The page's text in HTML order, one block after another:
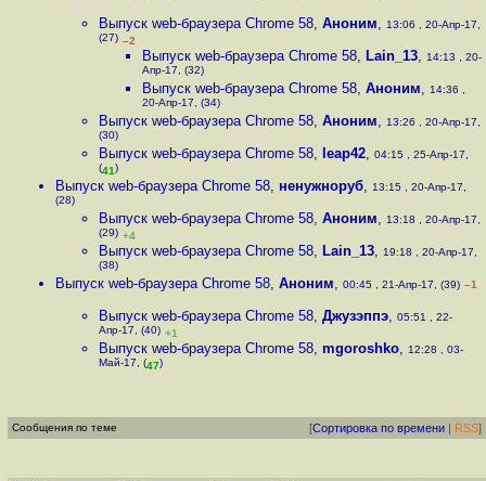
Выпуск web-браузера Chrome 58, Аноним, 13:06 , 20-Апр-17,
(27) –2
Выпуск web-браузера Chrome 58, Lain_13, 14:13 , 20-
Апр-17, (32)
Выпуск web-браузера Chrome 58, Аноним, 14:36 ,
20-Апр-17, (34)
Выпуск web-браузера Chrome 58, Аноним, 13:26 , 20-Апр-17,
(30)
Выпуск web-браузера Chrome 58, leap42, 04:15 , 25-Апр-17,
(41)
Выпуск web-браузера Chrome 58, ненужноруб, 13:15 , 20-Апр-17,
(28)
Выпуск web-браузера Chrome 58, Аноним, 13:18 , 20-Апр-17,
(29) +4
Выпуск web-браузера Chrome 58, Lain_13, 19:18 , 20-Апр-17,
(38)
Выпуск web-браузера Chrome 58, Аноним, 00:45 , 21-Апр-17, (39) –1
Выпуск web-браузера Chrome 58, Джузэппэ, 05:51 , 22-
Апр-17, (40) +1
Выпуск web-браузера Chrome 58, mgoroshko, 12:28 , 03-
Май-17, (47)
Сообщения по теме [Сортировка по времени | RSS]